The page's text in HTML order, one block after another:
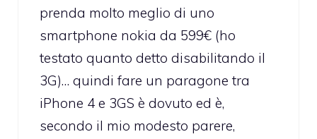
prenda molto meglio di uno
smartphone nokia da 599€ (ho
testato quanto detto disabilitando il
3G)… quindi fare un paragone tra
iPhone 4 e 3GS è dovuto ed è,
secondo il mio modesto parere,